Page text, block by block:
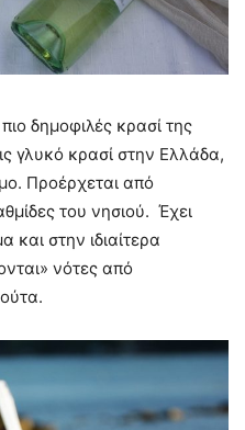
πιο δημοφιλές κρασί της
γλυκό κρασί στην Ελλάδα,
Προέρχεται από
του νησιού. Έχει
στην ιδιαίτερα
νότες από